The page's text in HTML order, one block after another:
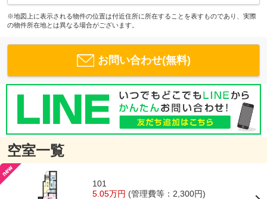
※地図上に表示される物件の位置は付近住所に所在することを表すものであり、実際
の物件所在地とは異なる場合がございます。
お問い合わせ(無料)
空室一覧
101
5.05万円 (管理費等：2,300円)